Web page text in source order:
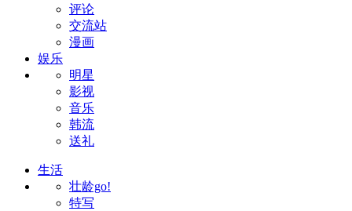
评论
交流站
漫画
娱乐
明星
影视
音乐
韩流
送礼
生活
壮龄go!
特写